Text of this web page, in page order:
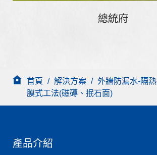
總統府
首頁 / 解決方案 / 外牆防漏水-隔熱
膜式工法(磁磚、抿石面)
產品介紹